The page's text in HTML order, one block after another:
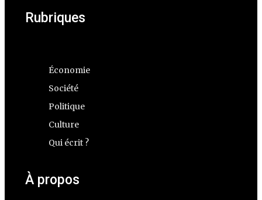
Rubriques
Économie
Société
Politique
Culture
Qui écrit ?
À propos